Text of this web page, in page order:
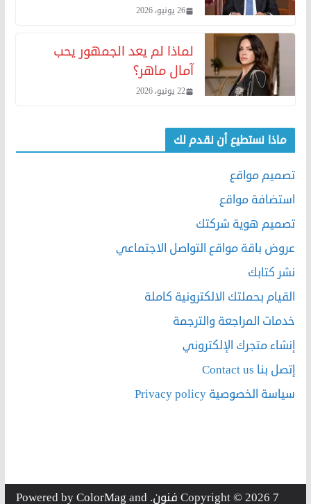
26 يونيو، 2026
لماذا لم يعد الجمهور يحب
آمال ماهر؟
22 يونيو، 2026
ماذا نستطيع أن نقدم لك
تصميم مواقع
استضافة مواقع
تصميم هوية شركتك
عروض باقة مواقع التواصل الاجتماعي
نشر كتابك
القيام بحملتك الالكترونية كاملة
خدمات المراجعة والترجمة
إنشاء متجرك الإلكتروني
إتصل بنا Contact us
سياسة الخصوصية Privacy policy
Copyright © 2026 7 فنون . Powered by
ColorMag and